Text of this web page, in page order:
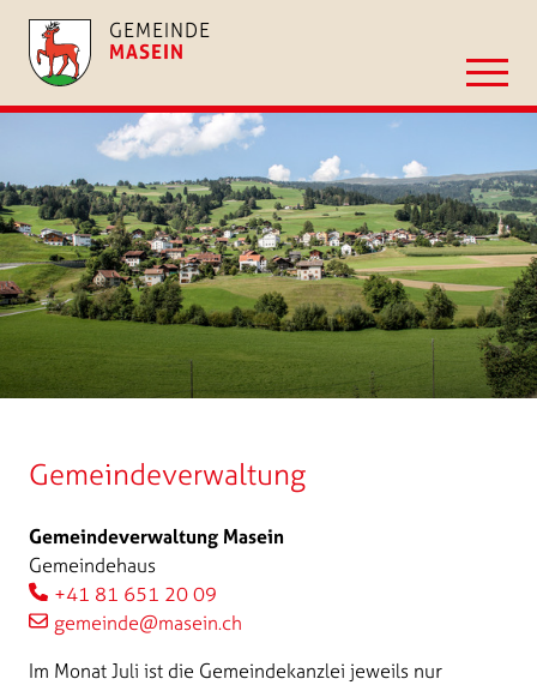
GEMEINDE
MASEIN
Gemeindeverwaltung
Gemeindeverwaltung Masein
Gemeindehaus
+41 81 651 20 09
gemeinde@masein.ch
Im Monat Juli ist die Gemeindekanzlei jeweils nur